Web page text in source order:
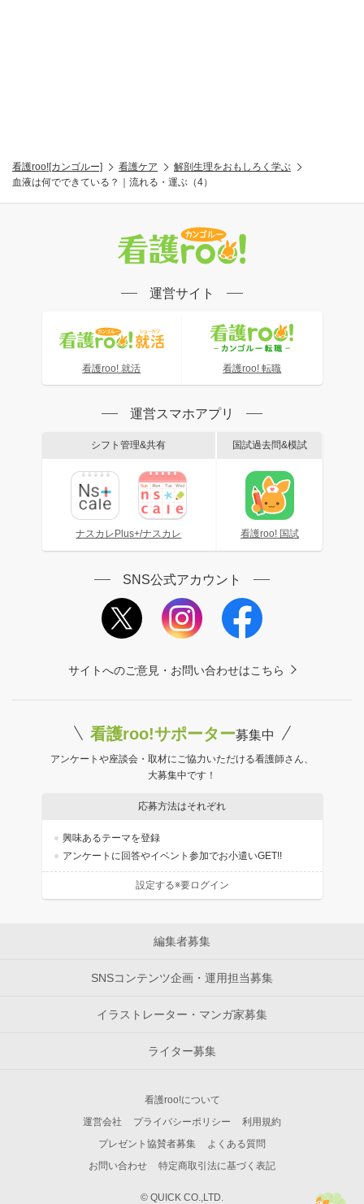
看護roo![カンゴルー] 看護ケア
解剖生理をおもしろく学ぶ
血液は何でできている？｜流れる・運ぶ（4）
運営サイト
看護roo! 就活 看護roo! 転職
運営スマホアプリ
シフト管理&共有
ナスカレPlus+/ナスカレ
国試過去問&模試
看護roo! 国試
SNS公式アカウント
サイトへのご意見・お問い合わせはこちら
看護roo!サポーター募集中
アンケートや座談会・取材にご協力いただける看護師さん、
大募集中です！
応募方法はそれぞれ
興味あるテーマを登録
アンケートに回答やイベント参加でお小遣いGET!!
設定する※要ログイン
編集者募集
SNSコンテンツ企画・運用担当募集
イラストレーター・マンガ家募集
ライター募集
看護roo!について
運営会社
プライバシーポリシー
利用規約
プレゼント協賛者募集
よくある質問
お問い合わせ
特定商取引法に基づく表記
© QUICK CO.,LTD.